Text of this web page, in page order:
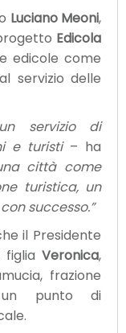
Luciano Meoni,
Edicola
edicole come
servizio delle
servizio di
e turisti – ha
città come
turistica, un
successo.”
il Presidente
Veronica,
frazione
un punto di